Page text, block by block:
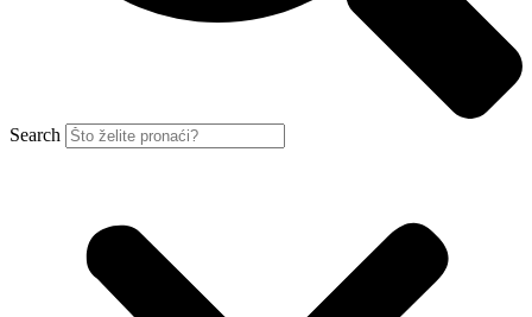
Search